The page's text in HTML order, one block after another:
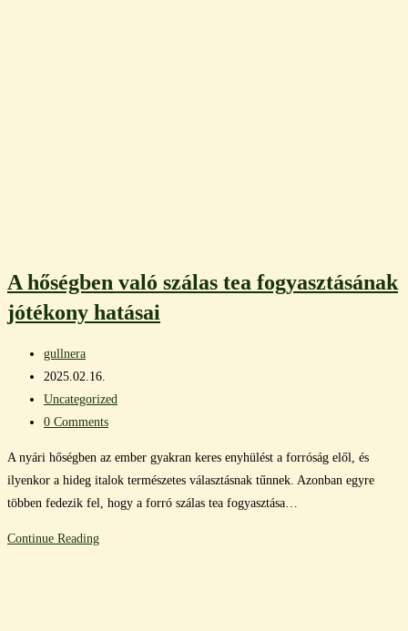
A hőségben való szálas tea fogyasztásának
jótékony hatásai
Post
author:
gullnera
Post
published:
2025.02.16.
Post
category:
Uncategorized
Post
0 Comments
A nyári hőségben az ember gyakran keres enyhülést a forróság elől, és
ilyenkor a hideg italok természetes választásnak tűnnek. Azonban egyre
többen fedezik fel, hogy a forró szálas tea fogyasztása…
Continue ReadingA